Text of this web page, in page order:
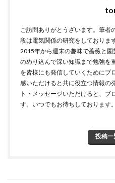
ご訪問ありがとうざいます。筆
段は電気関係の研究をしておりま
2015年から週末の趣味で薔薇と
のめり込んで深い知識まで勉強を
を皆様にも発信していくためにブ
感いただけると共に役立つ情報の
ト・メッセージいただけると、ブ
す。いつでもお待ちしております。
投稿一